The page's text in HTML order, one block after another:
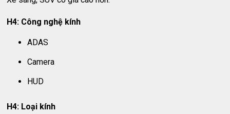
H4: Công nghệ kính
ADAS
Camera
HUD
H4: Loại kính